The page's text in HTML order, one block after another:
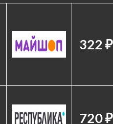
322 ₽
720 ₽